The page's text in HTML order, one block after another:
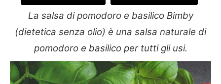
La salsa di pomodoro e basilico Bimby
(dietetica senza olio) è una salsa naturale di
pomodoro e basilico per tutti gli usi.